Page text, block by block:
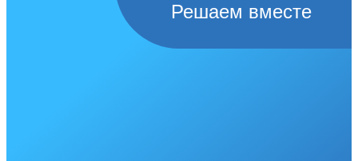
Решаем вместе